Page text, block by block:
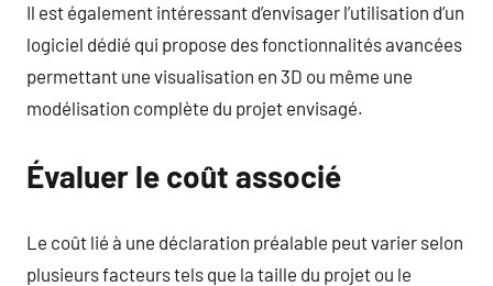
Il est également intéressant d’envisager l’utilisation d’un
logiciel dédié qui propose des fonctionnalités avancées
permettant une visualisation en 3D ou même une
modélisation complète du projet envisagé.
Évaluer le coût associé
Le coût lié à une déclaration préalable peut varier selon
plusieurs facteurs tels que la taille du projet ou le